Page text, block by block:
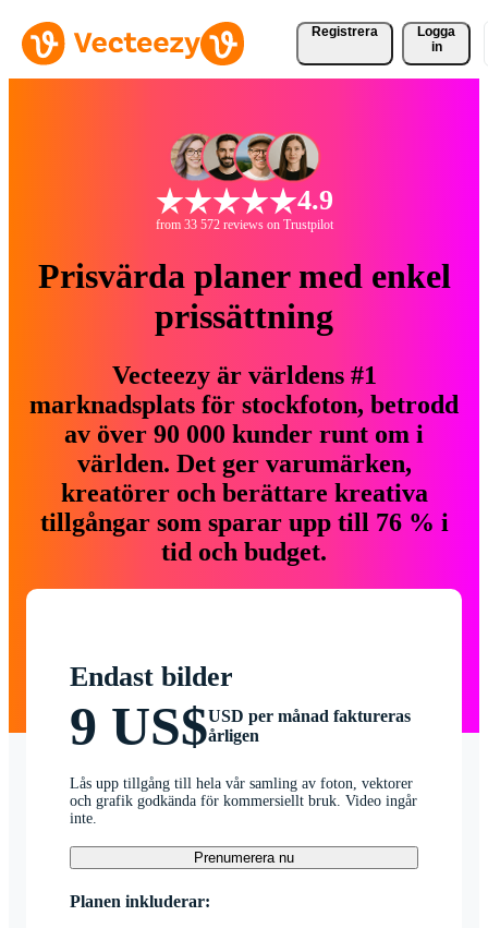
Registrera
Logga
in
4.9
from 33 572 reviews on Trustpilot
Prisvärda planer med enkel
prissättning
Vecteezy är världens #1
marknadsplats för stockfoton, betrodd
av över 90 000 kunder runt om i
världen. Det ger varumärken,
kreatörer och berättare kreativa
tillgångar som sparar upp till 76 % i
tid och budget.
Endast bilder
9 US$USD per månad faktureras
årligen
Lås upp tillgång till hela vår samling av foton, vektorer
och grafik godkända för kommersiellt bruk. Video ingår
inte.
Prenumerera nu
Planen inkluderar: